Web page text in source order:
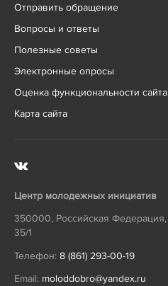
Отправить обращение
Вопросы и ответы
Полезные советы
Электронные опросы
Оценка функциональности сайта
Карта сайта
Центр молодежных инициатив
350000, Российская Федерация,
35/1
Телефон: 8 (861) 293-00-19
Email: moloddobro@yandex.ru